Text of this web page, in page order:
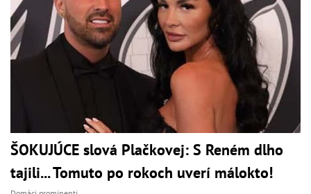
ŠOKUJÚCE slová Plačkovej: S Reném dlho
tajili... Tomuto po rokoch uverí málokto!